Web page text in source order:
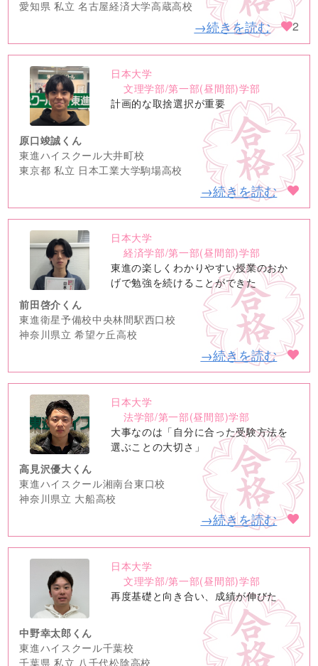
愛知県 私立 名古屋経済大学高蔵高校
→続きを読む 2
no
image
日本大学
文理学部/第一部(昼間部)学部
計画的な取捨選択が重要
原口竣誠くん
東進ハイスクール大井町校
東京都 私立 日本工業大学駒場高校
→続きを読む
no
image
日本大学
経済学部/第一部(昼間部)学部
東進の楽しくわかりやすい授業のおか
げで勉強を続けることができた
前田啓介くん
東進衛星予備校中央林間駅西口校
神奈川県立 希望ケ丘高校
→続きを読む
no
image
日本大学
法学部/第一部(昼間部)学部
大事なのは「自分に合った受験方法を
選ぶことの大切さ」
高見沢優大くん
東進ハイスクール湘南台東口校
神奈川県立 大船高校
→続きを読む
no
image
日本大学
文理学部/第一部(昼間部)学部
再度基礎と向き合い、成績が伸びた
中野幸太郎くん
東進ハイスクール千葉校
千葉県 私立 八千代松陰高校